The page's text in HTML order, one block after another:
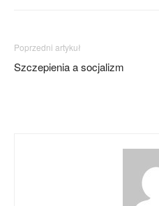
Poprzedni artykuł
Szczepienia a socjalizm